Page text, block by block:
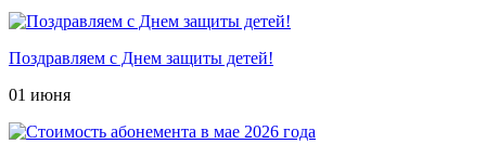
Поздравляем с Днем защиты детей!
01 июня